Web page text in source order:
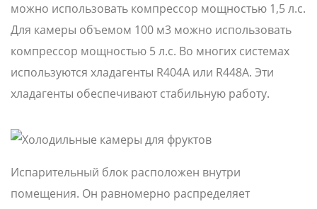
можно использовать компрессор мощностью 1,5 л.с.
Для камеры объемом 100 м3 можно использовать
компрессор мощностью 5 л.с. Во многих системах
используются хладагенты R404A или R448A. Эти
хладагенты обеспечивают стабильную работу.
Испарительный блок расположен внутри
помещения. Он равномерно распределяет